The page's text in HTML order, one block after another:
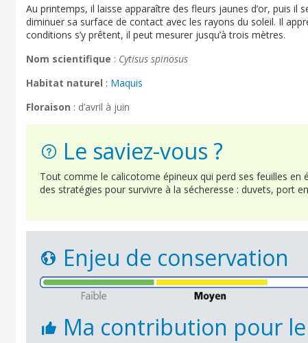
Au printemps, il laisse apparaître des fleurs jaunes d’or, puis il
diminuer sa surface de contact avec les rayons du soleil. Il
conditions s’y prêtent, il peut mesurer jusqu’à trois mètres.
Nom scientifique : Cytisus spinosus
Habitat naturel : Maquis
Floraison : d’avril à juin
Le saviez-vous ?
Tout comme le calicotome épineux qui perd ses feuilles en
des stratégies pour survivre à la sécheresse : duvets, port
Enjeu de conservation
Ma contribution pour